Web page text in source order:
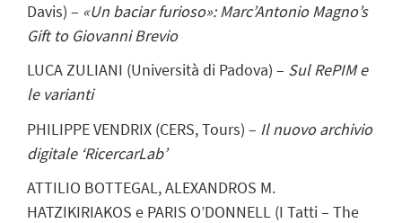
Davis) – «Un baciar furioso»: Marc’Antonio Magno’s
Gift to Giovanni Brevio
LUCA ZULIANI (Università di Padova) – Sul RePIM e
le varianti
PHILIPPE VENDRIX (CERS, Tours) – Il nuovo archivio
digitale ‘RicercarLab’
ATTILIO BOTTEGAL, ALEXANDROS M.
HATZIKIRIAKOS e PARIS O’DONNELL (I Tatti – The